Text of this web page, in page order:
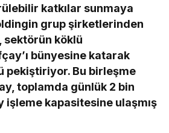
katkılar sunmaya
grup şirketlerinden
sektörün köklü
bünyesine katarak
pekiştiriyor. Bu birleşme
toplamda günlük 2 bin
işleme kapasitesine ulaşmış